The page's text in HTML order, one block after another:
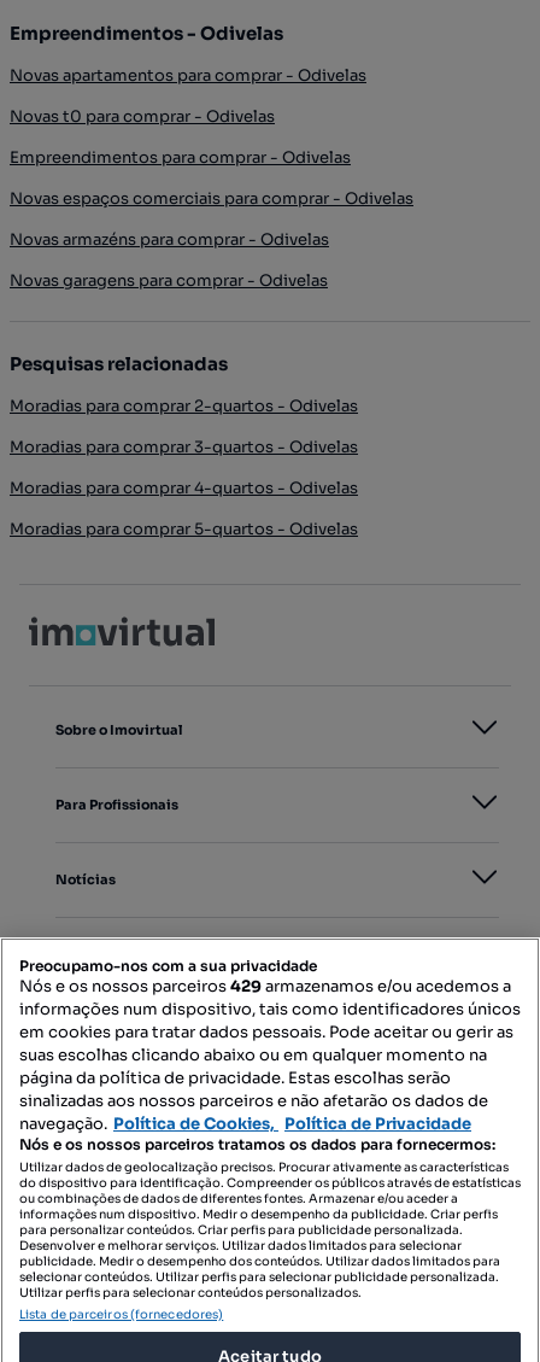
Empreendimentos - Odivelas
Novas apartamentos para comprar - Odivelas
Novas t0 para comprar - Odivelas
Empreendimentos para comprar - Odivelas
Novas espaços comerciais para comprar - Odivelas
Novas armazéns para comprar - Odivelas
Novas garagens para comprar - Odivelas
Pesquisas relacionadas
Moradias para comprar 2-quartos - Odivelas
Moradias para comprar 3-quartos - Odivelas
Moradias para comprar 4-quartos - Odivelas
Moradias para comprar 5-quartos - Odivelas
Sobre o Imovirtual
Para Profissionais
Notícias
Mapa do Site
Contacte-nos
SIGA-NOS:
DESCARREGAR NA:
Preocupamo-nos com a sua privacidade
Nós e os nossos parceiros429armazenamos e/ou acedemos a
informações num dispositivo, tais como identificadores únicos
em cookies para tratar dados pessoais. Pode aceitar ou gerir as
suas escolhas clicando abaixo ou em qualquer momento na
página da política de privacidade. Estas escolhas serão
sinalizadas aos nossos parceiros e não afetarão os dados de
navegação. Política de Cookies, Política de Privacidade
Nós e os nossos parceiros tratamos os dados para fornecermos:
Utilizar dados de geolocalização precisos. Procurar ativamente as características
do dispositivo para identificação. Compreender os públicos através de estatísticas
ou combinações de dados de diferentes fontes. Armazenar e/ou aceder a
informações num dispositivo. Medir o desempenho da publicidade. Criar perfis
para personalizar conteúdos. Criar perfis para publicidade personalizada.
Desenvolver e melhorar serviços. Utilizar dados limitados para selecionar
publicidade. Medir o desempenho dos conteúdos. Utilizar dados limitados para
selecionar conteúdos. Utilizar perfis para selecionar publicidade personalizada.
Utilizar perfis para selecionar conteúdos personalizados.
Lista de parceiros (fornecedores)
Aceitar tudo